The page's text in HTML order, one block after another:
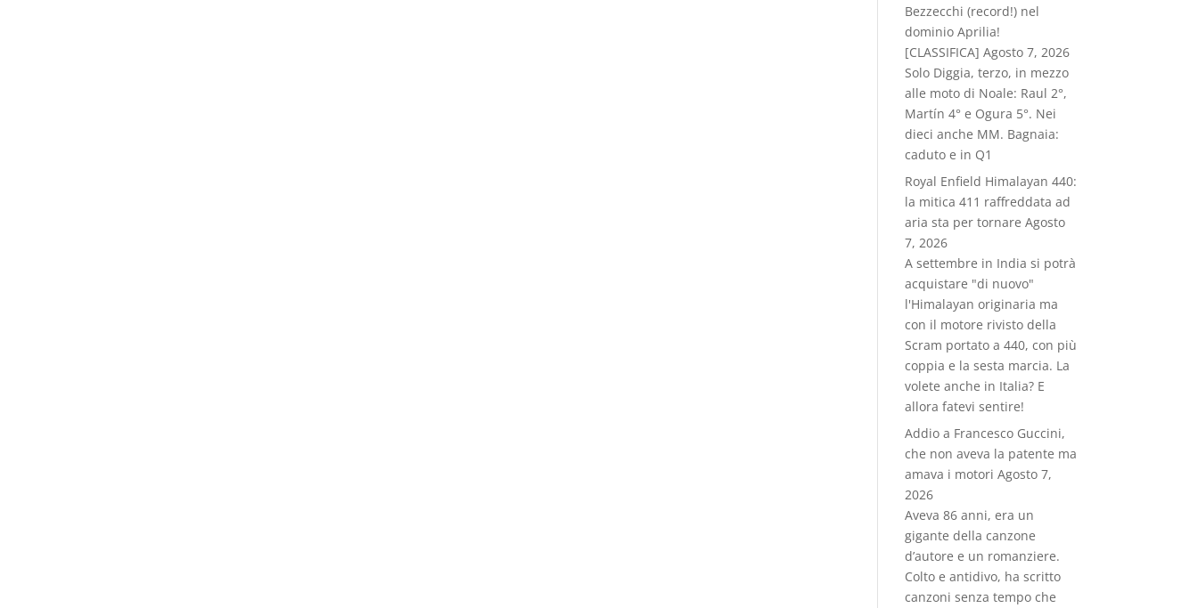
Bezzecchi (record!) nel
dominio Aprilia!
[CLASSIFICA] Agosto 7, 2026
Solo Diggia, terzo, in mezzo
alle moto di Noale: Raul 2°,
Martín 4° e Ogura 5°. Nei
dieci anche MM. Bagnaia:
caduto e in Q1
Royal Enfield Himalayan 440:
la mitica 411 raffreddata ad
aria sta per tornare Agosto
7, 2026
A settembre in India si potrà
acquistare "di nuovo"
l'Himalayan originaria ma
con il motore rivisto della
Scram portato a 440, con più
coppia e la sesta marcia. La
volete anche in Italia? E
allora fatevi sentire!
Addio a Francesco Guccini,
che non aveva la patente ma
amava i motori Agosto 7,
2026
Aveva 86 anni, era un
gigante della canzone
d’autore e un romanziere.
Colto e antidivo, ha scritto
canzoni senza tempo che